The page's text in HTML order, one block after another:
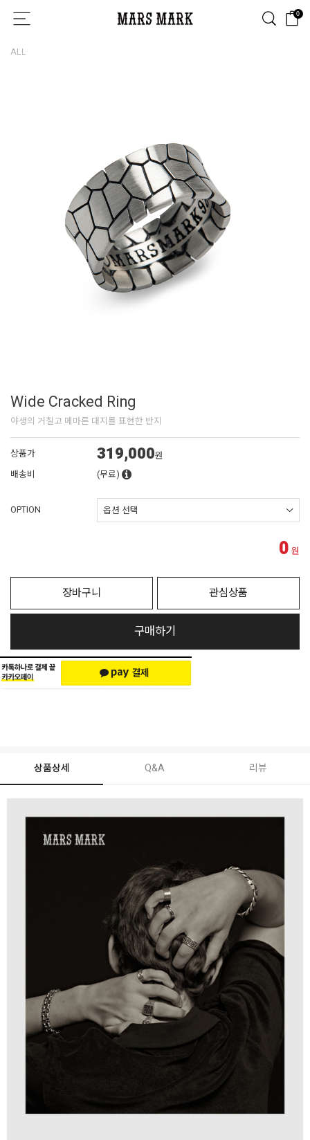
0
ALL
Wide Cracked Ring
야생의 거칠고 메마른 대지를 표현한 반지
상품가 319,000원
배송비
(무료)
OPTION
0 원
장바구니 관심상품
구매하기
상품상세 Q&A 리뷰